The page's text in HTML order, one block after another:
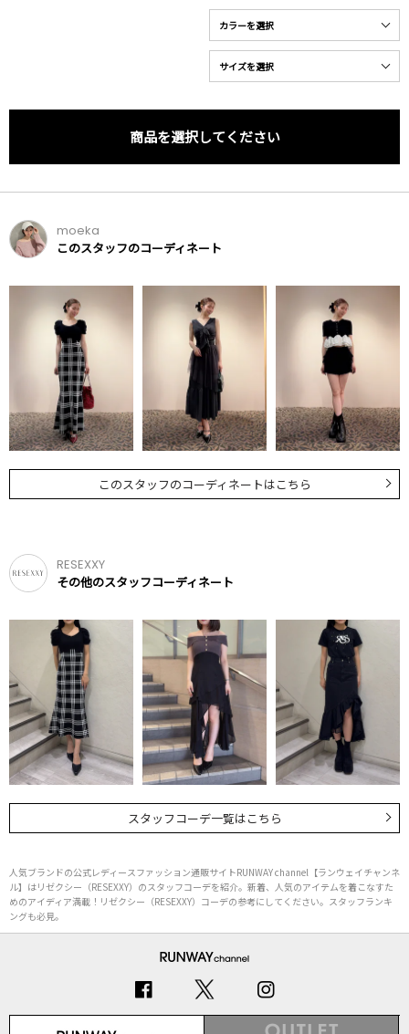
商品を選択してください
moeka
このスタッフのコーディネート
このスタッフのコーディネートはこちら
RESEXXY
その他のスタッフコーディネート
スタッフコーデ一覧はこちら
人気ブランドの公式レディースファッション通販サイトRUNWAY channel【ランウェイチャンネ
ル】はリゼクシー（RESEXXY）のスタッフコーデを紹介。新着、人気のアイテムを着こなすた
めのアイディア満載！リゼクシー（RESEXXY）コーデの参考にしてください。スタッフランキ
ングも必見。